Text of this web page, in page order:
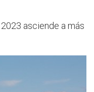
asciende a más